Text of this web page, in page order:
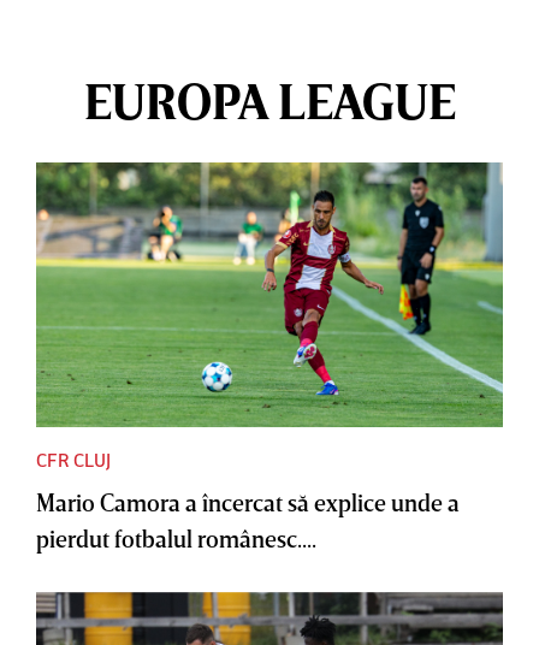
EUROPA LEAGUE
CFR CLUJ
Mario Camora a încercat să explice unde a
pierdut fotbalul românesc....